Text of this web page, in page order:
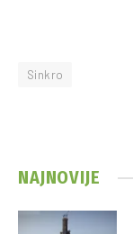
Sinkro
NAJNOVIJE